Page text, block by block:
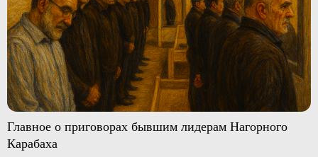
Главное о приговорах бывшим лидерам Нагорного
Карабаха